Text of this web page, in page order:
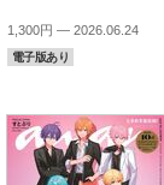
1,300円 — 2026.06.24
電子版あり